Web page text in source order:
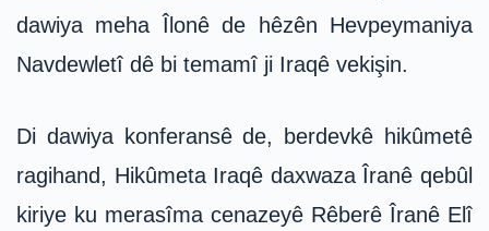
dawiya meha Îlonê de hêzên Hevpeymaniya
Navdewletî dê bi temamî ji Iraqê vekişin.
Di dawiya konferansê de, berdevkê hikûmetê
ragihand, Hikûmeta Iraqê daxwaza Îranê qebûl
kiriye ku merasîma cenazeyê Rêberê Îranê Elî